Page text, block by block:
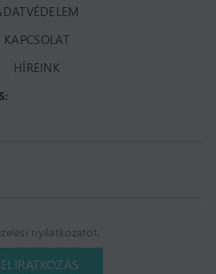
KAPCSOLAT
HÍREINK
nyilatkozatot.